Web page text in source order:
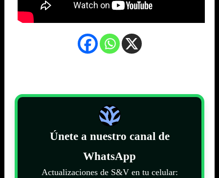
Únete a nuestro canal de
WhatsApp
Actualizaciones de S&V en tu celular: